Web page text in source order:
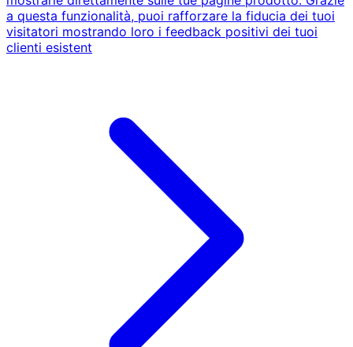
a questa funzionalità, puoi rafforzare la fiducia dei tuoi
visitatori mostrando loro i feedback positivi dei tuoi
clienti esistent